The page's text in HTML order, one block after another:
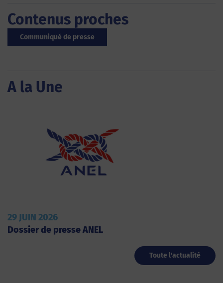
Contenus proches
Communiqué de presse
A la Une
29 JUIN 2026
Dossier de presse ANEL
Toute l'actualité